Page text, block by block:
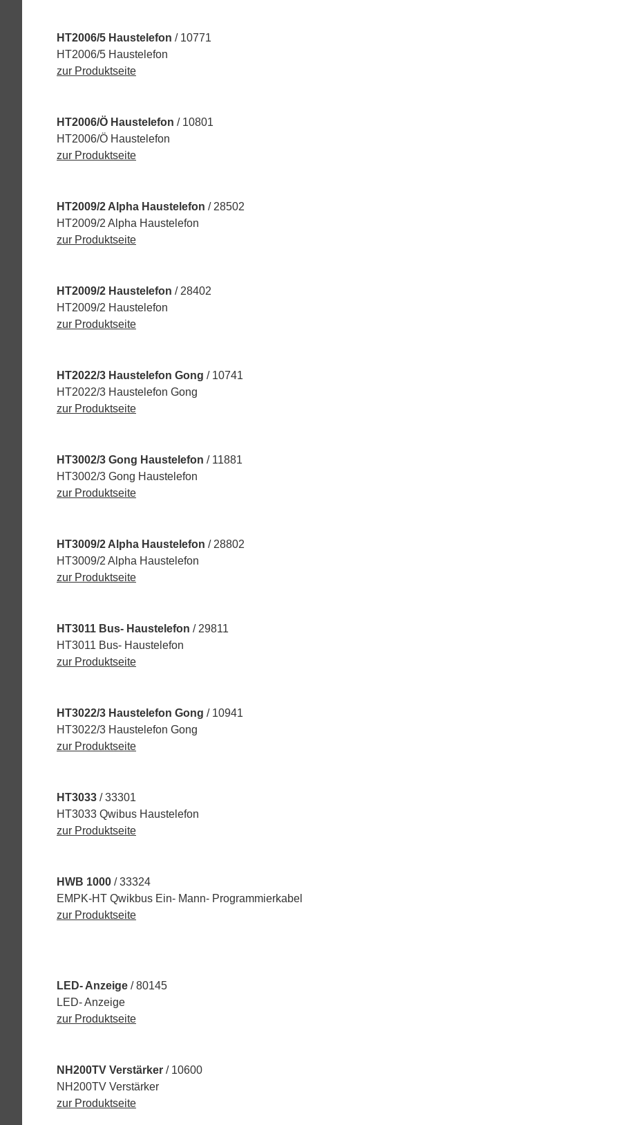
HT2006/5 Haustelefon / 10771
HT2006/5 Haustelefon
zur Produktseite
HT2006/Ö Haustelefon / 10801
HT2006/Ö Haustelefon
zur Produktseite
HT2009/2 Alpha Haustelefon / 28502
HT2009/2 Alpha Haustelefon
zur Produktseite
HT2009/2 Haustelefon / 28402
HT2009/2 Haustelefon
zur Produktseite
HT2022/3 Haustelefon Gong / 10741
HT2022/3 Haustelefon Gong
zur Produktseite
HT3002/3 Gong Haustelefon / 11881
HT3002/3 Gong Haustelefon
zur Produktseite
HT3009/2 Alpha Haustelefon / 28802
HT3009/2 Alpha Haustelefon
zur Produktseite
HT3011 Bus- Haustelefon / 29811
HT3011 Bus- Haustelefon
zur Produktseite
HT3022/3 Haustelefon Gong / 10941
HT3022/3 Haustelefon Gong
zur Produktseite
HT3033 / 33301
HT3033 Qwibus Haustelefon
zur Produktseite
HWB 1000 / 33324
EMPK-HT Qwikbus Ein- Mann- Programmierkabel
zur Produktseite
LED- Anzeige / 80145
LED- Anzeige
zur Produktseite
NH200TV Verstärker / 10600
NH200TV Verstärker
zur Produktseite